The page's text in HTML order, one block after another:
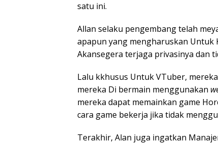
satu ini.
Allan selaku pengembang telah
apapun yang mengharuskan Untuk
Akansegera terjaga privasinya dan
Lalu kkhusus Untuk VTuber,
mereka Di bermain menggunakan
mereka dapat memainkan game
cara game bekerja jika tidak
Terakhir, Alan juga ingatkan